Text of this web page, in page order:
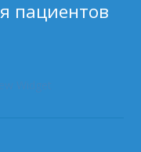
пациентов